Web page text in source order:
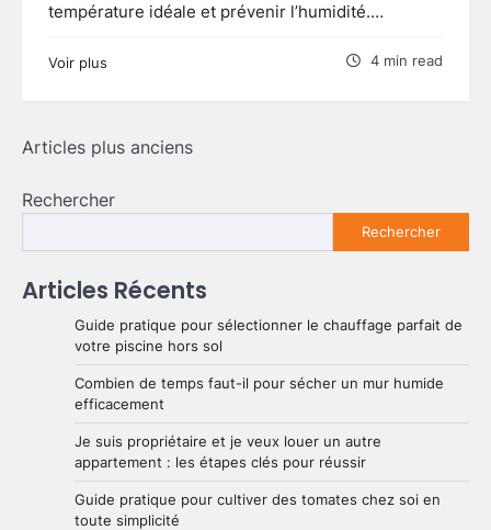
température idéale et prévenir l’humidité.…
Voir plus 4 min read
Navigation
articles
Articles plus anciens
Rechercher
Rechercher
Articles Récents
Guide pratique pour sélectionner le chauffage parfait de
votre piscine hors sol
Combien de temps faut-il pour sécher un mur humide
efficacement
Je suis propriétaire et je veux louer un autre
appartement : les étapes clés pour réussir
Guide pratique pour cultiver des tomates chez soi en
toute simplicité